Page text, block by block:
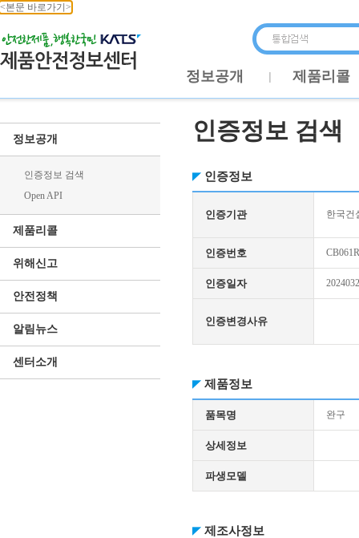
<본문 바로가기>
정보공개 제품리콜
정보공개
인증정보 검색
Open API
제품리콜
위해신고
안전정책
알림뉴스
센터소개
인증정보 검색
인증정보
인증기관 한국건
인증번호
인증일자
인증변경사유
제품정보
품목명 완구
상세정보
파생모델
제조사정보